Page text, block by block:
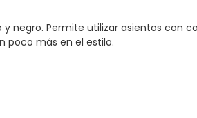
negro. Permite utilizar asientos con
poco más en el estilo.